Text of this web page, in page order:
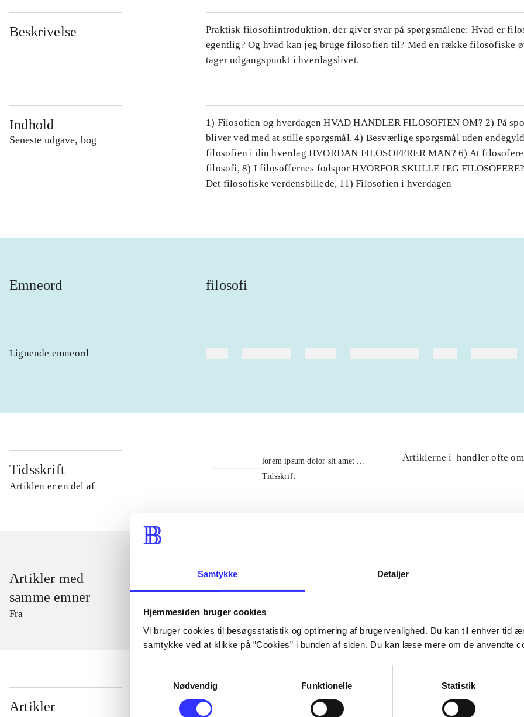
Samtykke Detaljer
Hjemmesiden bruger cookies
Vi bruger cookies til besøgsstatistik og optimering af brugervenlighed. Du kan til enhver tid
samtykke ved at klikke på ”Cookies” i bunden af siden. Du kan læse mere om de anvendte
Nødvendig
Funktionelle Statistik
Beskrivelse
Praktisk filosofiintroduktion, der giver svar på spørgsmålene: Hvad er
egentlig? Og hvad kan jeg bruge filosofien til? Med en række filosofiske
tager udgangspunkt i hverdagslivet.
Indhold
Seneste udgave, bog
1) Filosofien og hverdagen HVAD HANDLER FILOSOFIEN OM? 2) På
bliver ved med at stille spørgsmål, 4) Besværlige spørgsmål uden
filosofien i din hverdag HVORDAN FILOSOFERER MAN? 6) At
filosofi, 8) I filosoffernes fodspor HVORFOR SKULLE JEG
Det filosofiske verdensbillede, 11) Filosofien i hverdagen
Emneord filosofi
Lignende emneord
Tidsskrift
Artiklen er en del af
lorem ipsum dolor sit amet ...
Tidsskrift
Artiklerne i handler ofte om
Artikler med
samme emner
Fra
Artikler
...